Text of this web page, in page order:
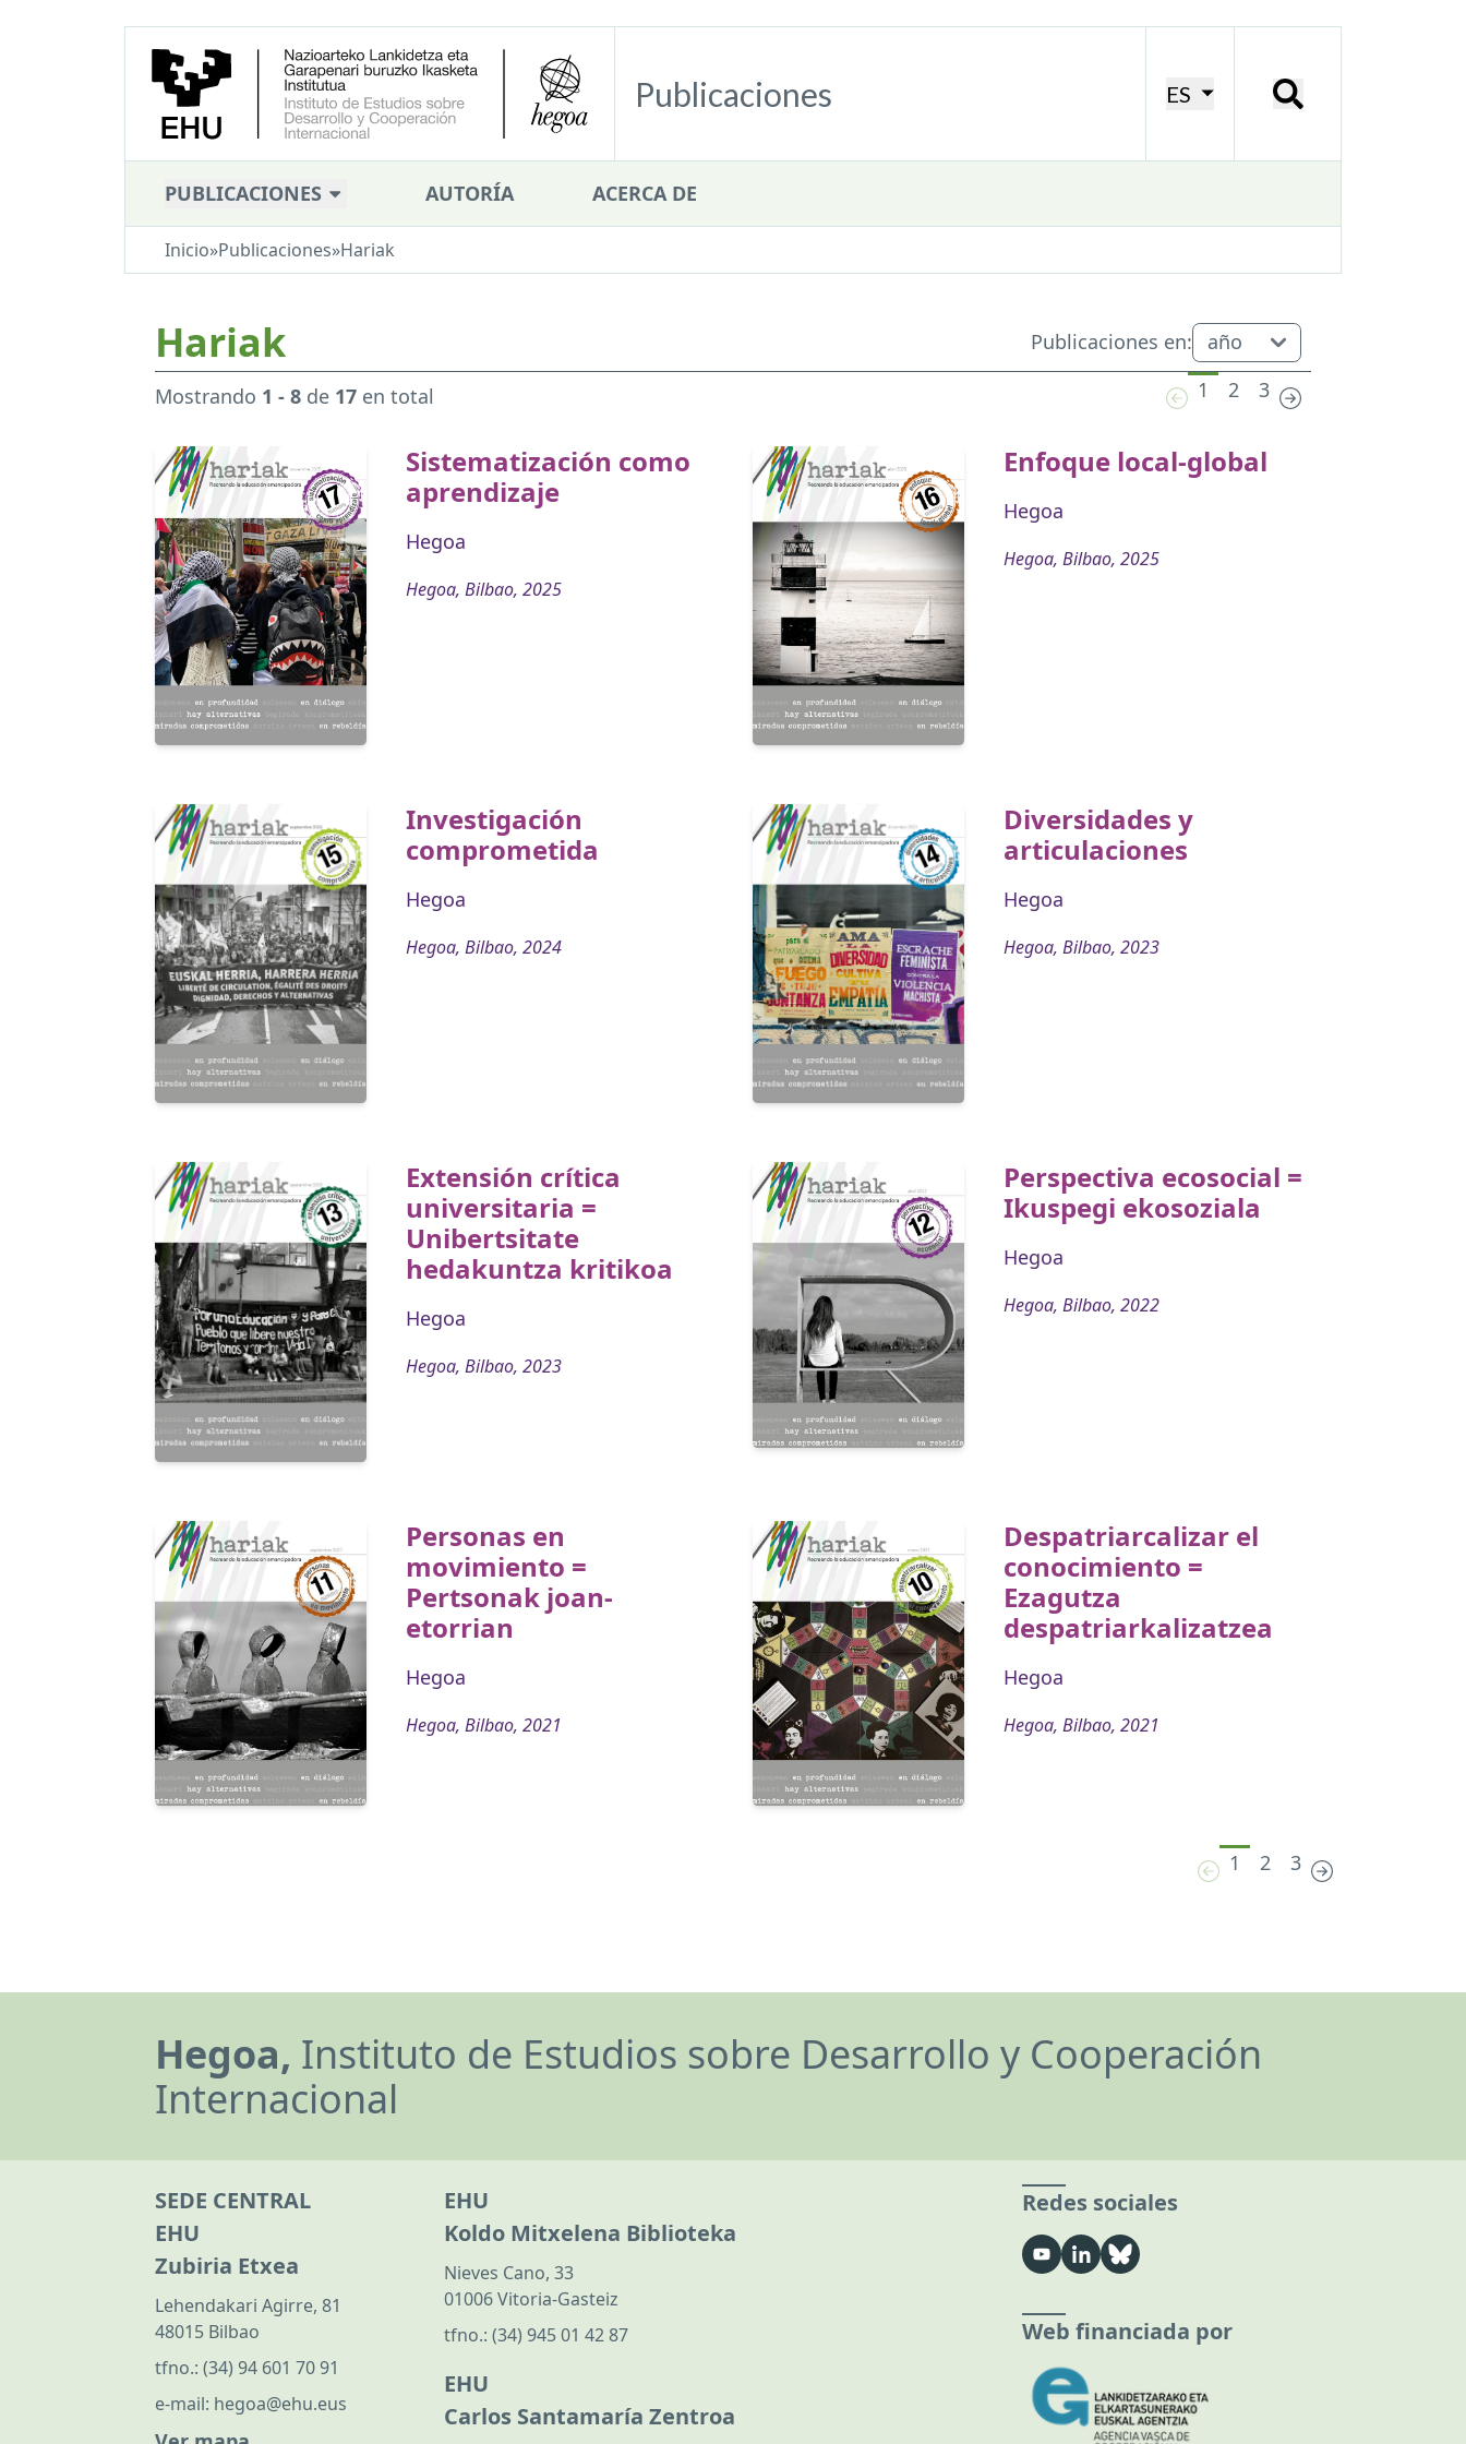
Publicaciones ES
PUBLICACIONES AUTORÍA ACERCA DE
Inicio»Publicaciones»Hariak
Hariak Publicaciones en:
Mostrando 1 - 8 de 17 en total 1 2 3
Sistematización como
aprendizaje
Hegoa
Hegoa, Bilbao, 2025
Enfoque local-global
Hegoa
Hegoa, Bilbao, 2025
Investigación
comprometida
Hegoa
Hegoa, Bilbao, 2024
Diversidades y
articulaciones
Hegoa
Hegoa, Bilbao, 2023
Extensión crítica
universitaria =
Unibertsitate
hedakuntza kritikoa
Hegoa
Hegoa, Bilbao, 2023
Perspectiva ecosocial =
Ikuspegi ekosoziala
Hegoa
Hegoa, Bilbao, 2022
Personas en
movimiento =
Pertsonak joan-
etorrian
Hegoa
Hegoa, Bilbao, 2021
Despatriarcalizar el
conocimiento =
Ezagutza
despatriarkalizatzea
Hegoa
Hegoa, Bilbao, 2021
1 2 3
Hegoa, Instituto de Estudios sobre Desarrollo y Cooperación
Internacional
SEDE CENTRAL
EHU
Zubiria Etxea
Lehendakari Agirre, 81
48015 Bilbao
tfno.: (34) 94 601 70 91
e-mail: hegoa@ehu.eus
EHU
Koldo Mitxelena Biblioteka
Nieves Cano, 33
01006 Vitoria-Gasteiz
tfno.: (34) 945 01 42 87
EHU
Carlos Santamaría Zentroa
Redes sociales
Web financiada por